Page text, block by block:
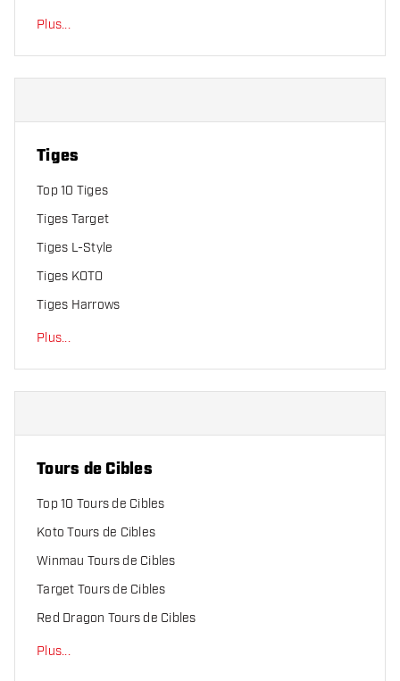
Plus...
Tiges
Top 10 Tiges
Tiges Target
Tiges L-Style
Tiges KOTO
Tiges Harrows
Plus...
Tours de Cibles
Top 10 Tours de Cibles
Koto Tours de Cibles
Winmau Tours de Cibles
Target Tours de Cibles
Red Dragon Tours de Cibles
Plus...